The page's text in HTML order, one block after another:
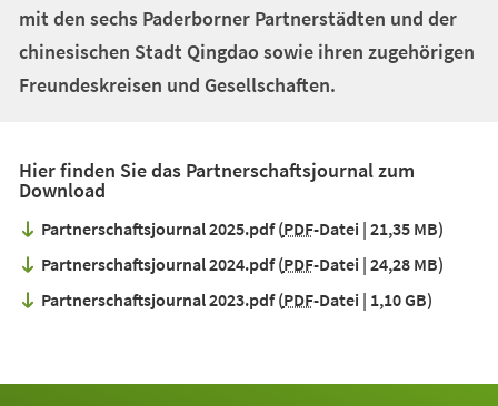
mit den sechs Paderborner Partnerstädten und der
chinesischen Stadt Qingdao sowie ihren zugehörigen
Freundeskreisen und Gesellschaften.
Hier finden Sie das Partnerschaftsjournal zum
Download
Partnerschaftsjournal 2025.pdf PDF-Datei 21,35 MB
Partnerschaftsjournal 2024.pdf PDF-Datei 24,28 MB
Partnerschaftsjournal 2023.pdf PDF-Datei 1,10 GB